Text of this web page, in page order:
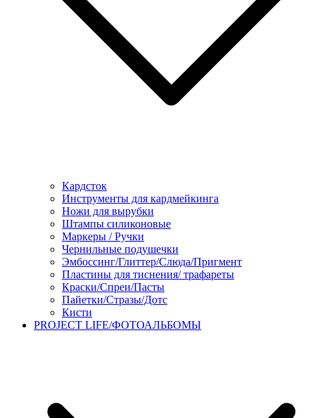
Кардсток
Инструменты для кардмейкинга
Ножи для вырубки
Штампы силиконовые
Маркеры / Ручки
Чернильные подушечки
Эмбоссинг/Глиттер/Слюда/Пригмент
Пластины для тиснения/ трафареты
Краски/Спреи/Пасты
Пайетки/Стразы/Дотс
Кисти
PROJECT LIFE/ФОТОАЛЬБОМЫ